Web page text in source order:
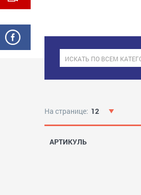
На странице: 12
АРТИКУЛЬ